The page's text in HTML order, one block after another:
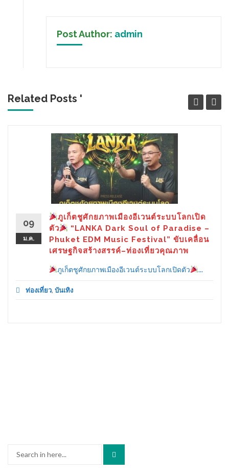
Post Author: admin
Related Posts '
09
ม.ค.
ภูเก็ตชูศักยภาพเมืองอีเวนต์ระบบโลกเปิด
ตัว
“LANKA Dark Soul of Paradise –
Phuket EDM Music Festival” ขับเคลื่อน
เศรษฐกิจสร้างสรรค์–ท่องเที่ยวคุณภาพ
ภูเก็ตชูศักยภาพเมืองอีเวนต์ระบบโลกเปิดตัว ...
ท่องเที่ยว, บันเทิง